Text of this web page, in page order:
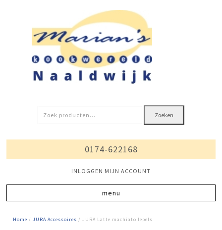
Zoeken
naar:
Zoeken
0174-622168
INLOGGEN MIJN ACCOUNT
Home /JURA Accessoires / JURA Latte machiato lepels